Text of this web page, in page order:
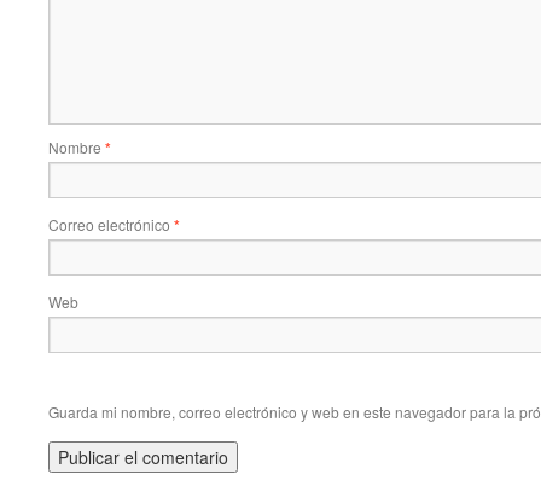
Nombre *
Correo electrónico *
Web
Guarda mi nombre, correo electrónico y web en este navegador para la